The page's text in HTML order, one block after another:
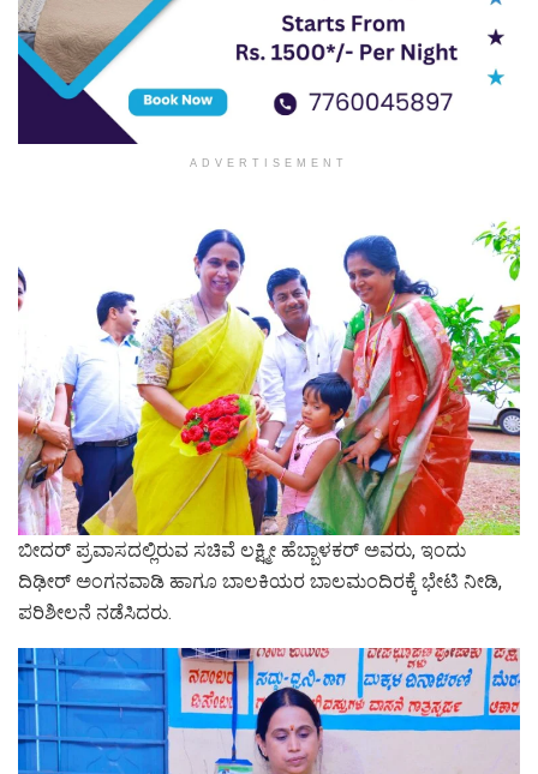
ADVERTISEMENT
ಬೀದರ್ ಪ್ರವಾಸದಲ್ಲಿರುವ ಸಚಿವೆ ಲಕ್ಷ್ಮೀ ಹೆಬ್ಬಾಳಕರ್ ಅವರು, ಇಂದು
ದಿಢೀರ್ ಅಂಗನವಾಡಿ ಹಾಗೂ ಬಾಲಕಿಯರ ಬಾಲಮಂದಿರಕ್ಕೆ ಭೇಟಿ ನೀಡಿ,
ಪರಿಶೀಲನೆ ನಡೆಸಿದರು.